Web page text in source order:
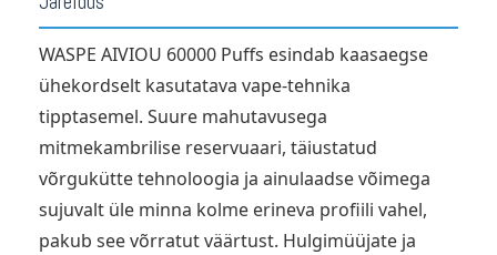
WASPE AIVIOU 60000 Puffs esindab kaasaegse
ühekordselt kasutatava vape-tehnika
tipptasemel. Suure mahutavusega
mitmekambrilise reservuaari, täiustatud
võrgukütte tehnoloogia ja ainulaadse võimega
sujuvalt üle minna kolme erineva profiili vahel,
pakub see võrratut väärtust. Hulgimüüjate ja